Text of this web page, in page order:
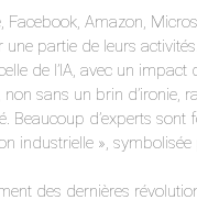
Facebook, Amazon,
partie de leurs
de l’IA, avec un
sans un brin d’ironie,
Beaucoup d’experts
industrielle »,
des dernières